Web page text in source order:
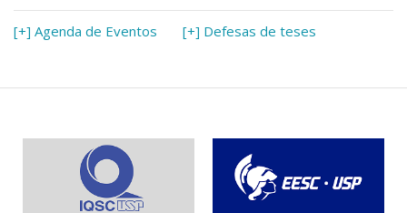
Jornal da USP
Agenda de Eventos
[+] Agenda de Eventos [+] Defesas de teses